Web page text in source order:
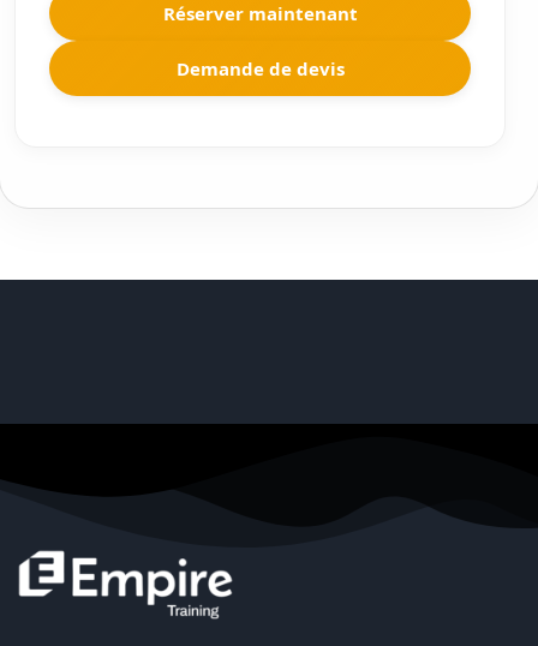
Réserver maintenant
Demande de devis